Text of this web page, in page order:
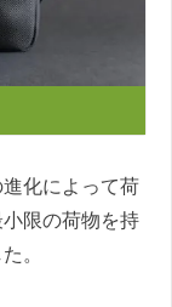
化によって荷
限の荷物を持
。